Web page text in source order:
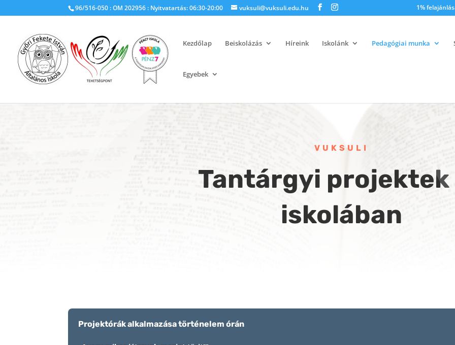
96/516-050 : OM 202956 : Nyitvatartás: 06:30-20:00 vuksuli@vuksuli.edu.hu 1%
Kezdőlap Beiskolázás Híreink Iskolánk Pedagógiai munka
Egyebek
VUKSULI
Tantárgyi projektek
iskolában
Projektórák alkalmazása történelem órán